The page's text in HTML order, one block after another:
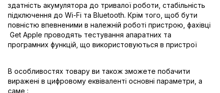
здатність акумулятора до тривалої роботи, стабільність
підключення до Wi-Fi та Bluetooth. Крім того, щоб бути
повністю впевненими в належній роботі пристрою, фахівці
Get Apple проводять тестування апаратних та
програмних функцій, що використовуються в пристрої
В особливостях товару ви також зможете побачити
виражені в цифровому еквіваленті основні параметри, а
саме :